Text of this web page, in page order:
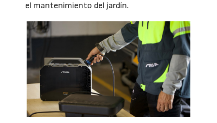
el mantenimiento del jardín.